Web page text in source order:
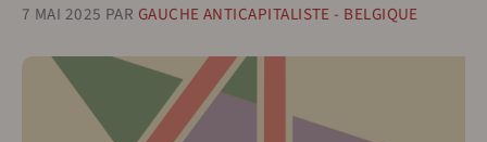
7 MAI 2025 PAR GAUCHE ANTICAPITALISTE - BELGIQUE